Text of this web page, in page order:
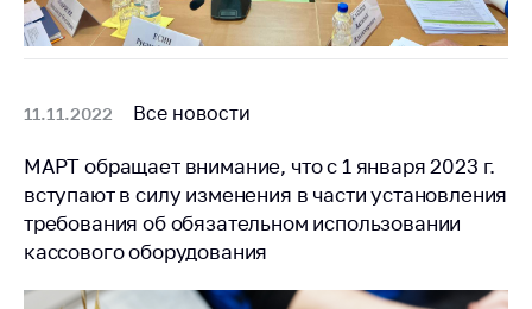
11.11.2022 Все новости
МАРТ обращает внимание, что с 1 января 2023 г.
вступают в силу изменения в части установления
требования об обязательном использовании
кассового оборудования